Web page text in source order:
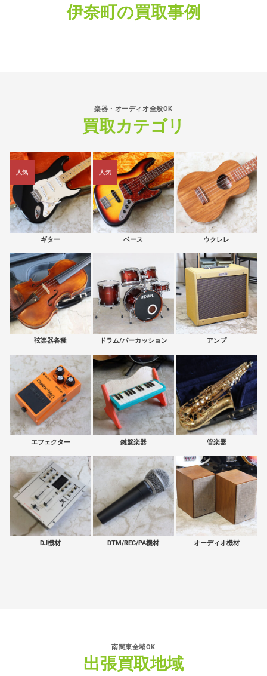
伊奈町の買取事例
楽器・オーディオ全般OK
買取カテゴリ
人気
ギター
人気
ベース ウクレレ
弦楽器各種 ドラム/パーカッション アンプ
エフェクター 鍵盤楽器 管楽器
DJ機材 DTM/REC/PA機材 オーディオ機材
南関東全域OK
出張買取地域